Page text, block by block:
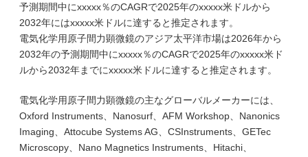
予測期間中にxxxxx％のCAGRで2025年のxxxxx米ドルから
2032年にはxxxxx米ドルに達すると推定されます。
電気化学用原子間力顕微鏡のアジア太平洋市場は2026年から
2032年の予測期間中にxxxxx％のCAGRで2025年のxxxxx米ド
ルから2032年までにxxxxx米ドルに達すると推定されます。
電気化学用原子間力顕微鏡の主なグローバルメーカーには、
Oxford Instruments、Nanosurf、AFM Workshop、Nanonics
Imaging、Attocube Systems AG、CSInstruments、GETec
Microscopy、Nano Magnetics Instruments、Hitachi、